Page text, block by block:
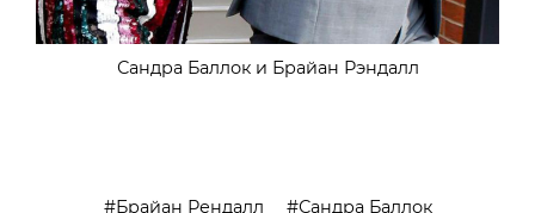
Сандра Баллок и Брайан Рэндалл
Брайан Рендалл Сандра Баллок